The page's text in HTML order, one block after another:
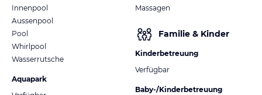
Innenpool
Aussenpool
Pool
Whirlpool
Wasserrutsche
Aquapark
Massagen
Familie & Kinder
Kinderbetreuung
Verfügbar
Baby-/Kinderbetreuung